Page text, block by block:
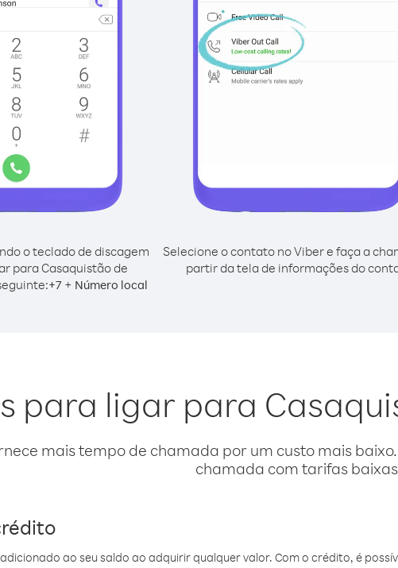
o teclado de discagem
para Casaquistão de
+7+ Número local
Selecione o contato no Viber e faça a
partir da tela de informações do
para ligar para
mais tempo de chamada por um custo mais
chamada com tarifas
ao seu saldo ao adquirir qualquer valor. Com o crédito, é